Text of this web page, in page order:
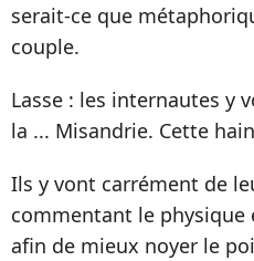
serait-ce que
couple.
Lasse : les internautes y
la ... Misandrie. Cette
Ils y vont carrément de
commentant le physique
afin de mieux noyer le